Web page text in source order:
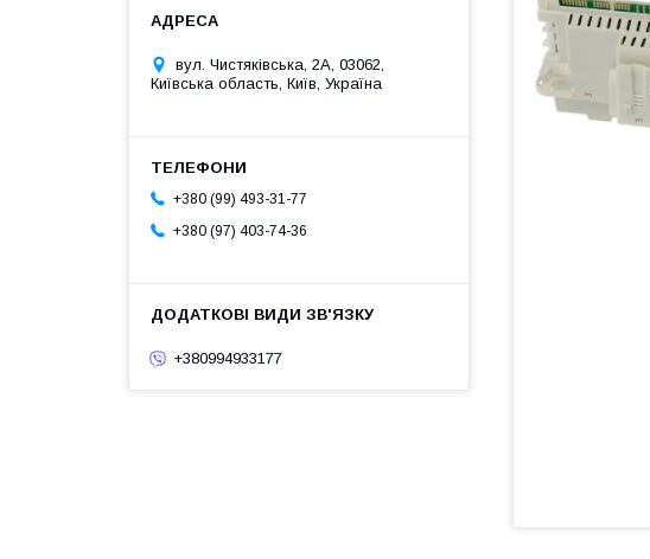
вул. Чистяківська, 2А, 03062,
Київська область, Київ, Україна
+380 (99) 493-31-77
+380 (97) 403-74-36
+380994933177